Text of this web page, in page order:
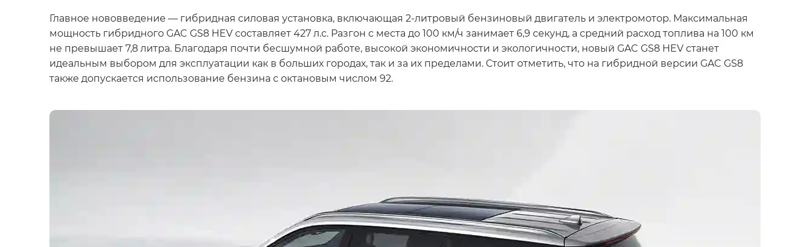
Главное нововведение — гибридная силовая установка, включающая 2-литровый бензиновый двигатель и электромотор. Максимальная
мощность гибридного GAC GS8 HEV составляет 427 л.с. Разгон с места до 100 км/ч занимает 6,9 секунд, а средний расход топлива на 100 км
не превышает 7,8 литра. Благодаря почти бесшумной работе, высокой экономичности и экологичности, новый GAC GS8 HEV станет
идеальным выбором для эксплуатации как в больших городах, так и за их пределами. Стоит отметить, что на гибридной версии GAC GS8
также допускается использование бензина с октановым числом 92.